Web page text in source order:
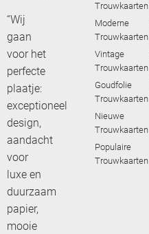
“Wij
gaan
voor het
perfecte
plaatje:
exceptioneel
design,
aandacht
voor
luxe en
duurzaam
papier,
mooie
Trouwkaarten
Moderne
Trouwkaarten
Vintage
Trouwkaarten
Goudfolie
Trouwkaarten
Nieuwe
Trouwkaarten
Populaire
Trouwkaarten